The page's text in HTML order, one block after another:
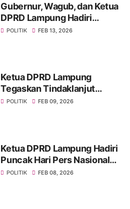
Gubernur, Wagub, dan Ketua
DPRD Lampung Hadiri
Launching IJP FC dan
POLITIK FEB 13, 2026
Ketua DPRD Lampung
Tegaskan Tindaklanjut
Serius LHP BPK RI
POLITIK FEB 09, 2026
Ketua DPRD Lampung Hadiri
Puncak Hari Pers Nasional
2026 di Banten
POLITIK FEB 08, 2026